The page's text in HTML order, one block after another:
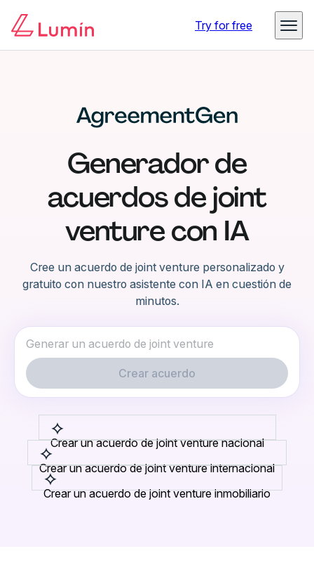
Try for free
Generador de
acuerdos de joint
venture con IA
Cree un acuerdo de joint venture personalizado y
gratuito con nuestro asistente con IA en cuestión de
minutos.
Crear acuerdo
Crear un acuerdo de joint venture nacional
Crear un acuerdo de joint venture internacional
Crear un acuerdo de joint venture inmobiliario